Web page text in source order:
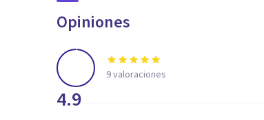
Opiniones
4.9
9valoraciones